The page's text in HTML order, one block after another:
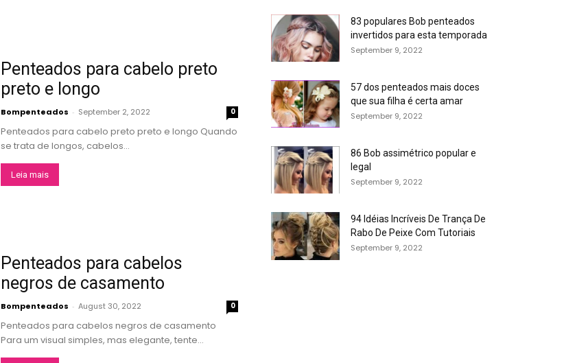
Penteados para cabelo preto
preto e longo
Bompenteados - September 2, 2022 0
Penteados para cabelo preto preto e longo Quando
se trata de longos, cabelos...
Leia mais
Penteados para cabelos
negros de casamento
Bompenteados - August 30, 2022 0
Penteados para cabelos negros de casamento
Para um visual simples, mas elegante, tente...
83 populares Bob penteados
invertidos para esta temporada
September 9, 2022
57 dos penteados mais doces
que sua filha é certa amar
September 9, 2022
86 Bob assimétrico popular e
legal
September 9, 2022
94 Idéias Incríveis De Trança De
Rabo De Peixe Com Tutoriais
September 9, 2022